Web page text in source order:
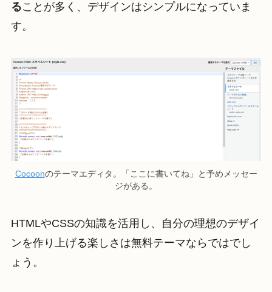
ることが多く、デザインはシンプルになっていま
す。
Cocoonのテーマエディタ。「ここに書いてね」と予めメッセー
ジがある。
HTMLやCSSの知識を活用し、自分の理想のデザイ
ンを作り上げる楽しさは無料テーマならではでし
ょう。